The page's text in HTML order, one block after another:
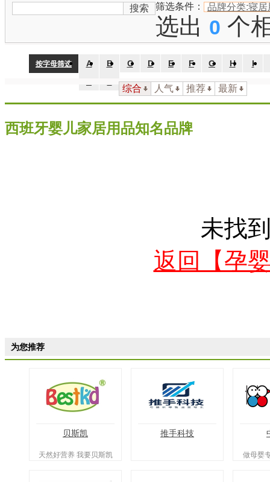
搜索
筛选条件： 品牌分类:寝居
选出 0 个
按字母筛选 A B C D E F G H
I
综合 人气 推荐 最新
西班牙婴儿家居用品知名品牌
未找
返回【孕
为您推荐
贝斯凯
天然好营养 我要贝斯凯
推手科技
做母婴